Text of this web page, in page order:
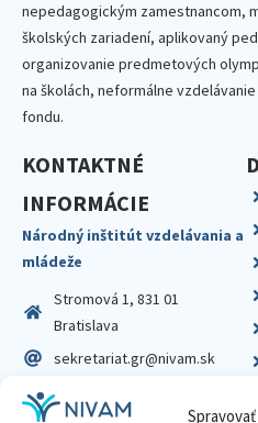
nepedagogickým zamestnancom,
školských zariadení, aplikovaný
organizovanie predmetových
na školách, neformálne
fondu.
KONTAKTNÉ
INFORMÁCIE
Národný inštitút vzdelávania a
mládeže
Stromová 1, 831 01
Bratislava
sekretariat.gr@nivam.sk
IČO: 00164348